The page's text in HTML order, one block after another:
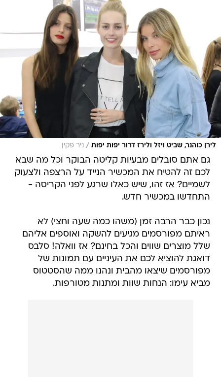
לירן כוהנר, שביט ויזל ולירז דרור יפות יפות / ניר פקין
גם אתם סובלים מבעיות קליטה הבוקר וכל מה שבא
לכם זה להטיח את המכשיר הנייד על הרצפה ולצעוק
לשמיים? אז זהו, שיש כאלו שרגע לפני הקריסה -
התחדשו במכשיר חדש.
נכון כבר הרבה זמן (משהו כמה שעה וחצי) לא
ראיתם מפורסמים מגיעים להשקה ואוספים אליהם
שלל מוצרים שווים והכל בחינם? אז וואלה! סלבס
דואגת להוציא לכם את העיניים עם תמונות של
מפורסמים שיצאו מהבית ונהנו ממה שהסטטוס
מביא עימו: הנחות שוות ומתנות מטורפות.